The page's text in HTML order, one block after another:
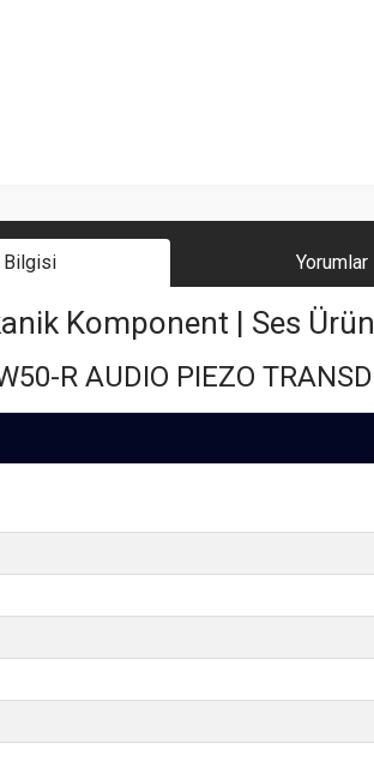
Bilgisi Yorumlar
Komponent | Ses
R AUDIO PIEZO